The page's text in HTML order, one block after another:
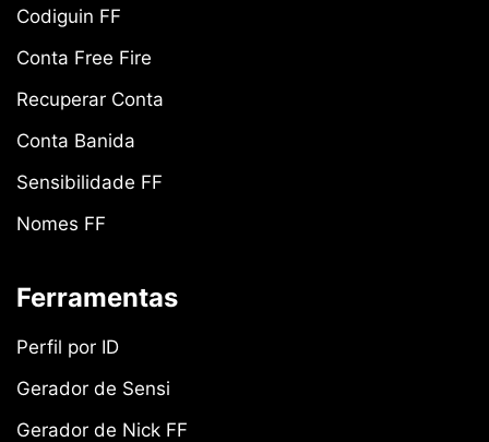
Codiguin FF
Conta Free Fire
Recuperar Conta
Conta Banida
Sensibilidade FF
Nomes FF
Ferramentas
Perfil por ID
Gerador de Sensi
Gerador de Nick FF